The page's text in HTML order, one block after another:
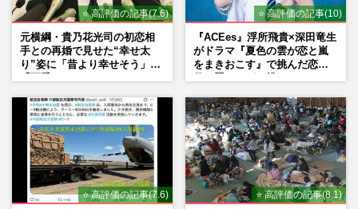
⭐ 高評価の記事(7.6)
元横綱・貴乃花光司の初恋相
手との再婚で見せた“幸せ太
り”姿に「昔より幸せそう」
⭐ 高評価の記事(10)
『ACEes』浮所飛貴×深田竜生
がドラマ『夏色の雲が恋と嵐
をまきおこす』で挑んだ恋人
⭐ 高評価の記事(7.6) ⭐ 高評価の記事(8.1)